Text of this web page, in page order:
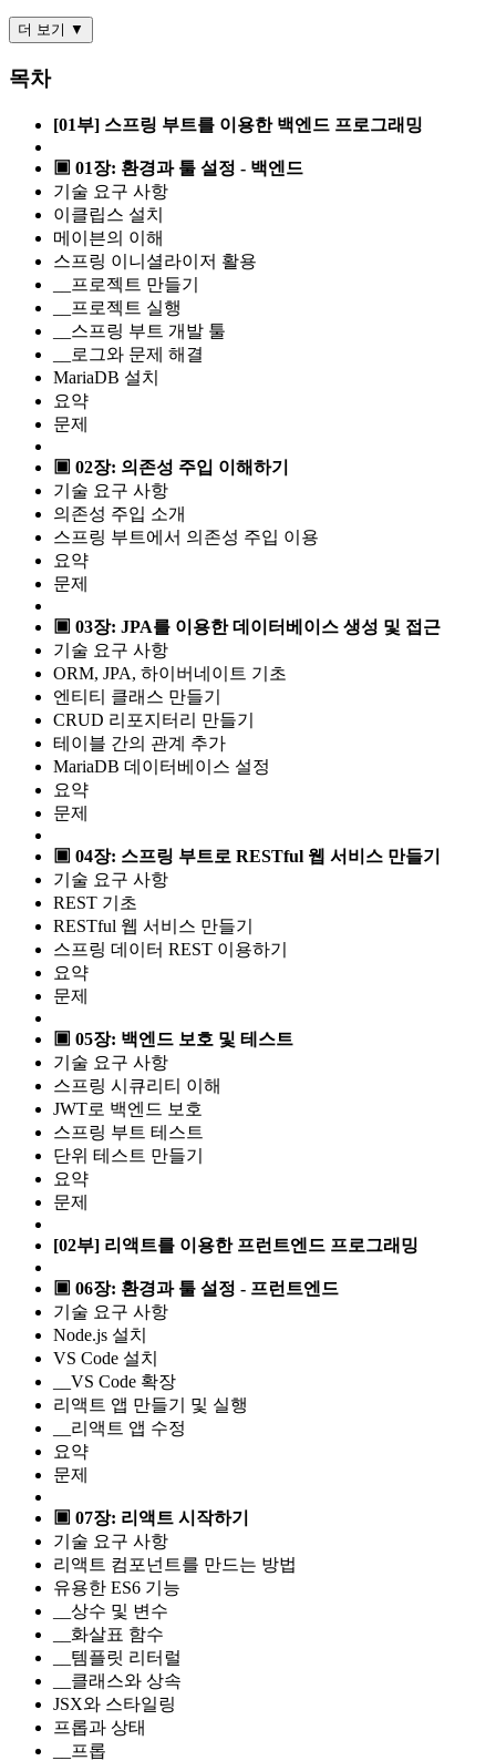
더 보기 ▼
목차
[01부] 스프링 부트를 이용한 백엔드 프로그래밍
▣ 01장: 환경과 툴 설정 - 백엔드
기술 요구 사항
이클립스 설치
메이븐의 이해
스프링 이니셜라이저 활용
__프로젝트 만들기
__프로젝트 실행
__스프링 부트 개발 툴
__로그와 문제 해결
MariaDB 설치
요약
문제
▣ 02장: 의존성 주입 이해하기
기술 요구 사항
의존성 주입 소개
스프링 부트에서 의존성 주입 이용
요약
문제
▣ 03장: JPA를 이용한 데이터베이스 생성 및 접근
기술 요구 사항
ORM, JPA, 하이버네이트 기초
엔티티 클래스 만들기
CRUD 리포지터리 만들기
테이블 간의 관계 추가
MariaDB 데이터베이스 설정
요약
문제
▣ 04장: 스프링 부트로 RESTful 웹 서비스 만들기
기술 요구 사항
REST 기초
RESTful 웹 서비스 만들기
스프링 데이터 REST 이용하기
요약
문제
▣ 05장: 백엔드 보호 및 테스트
기술 요구 사항
스프링 시큐리티 이해
JWT로 백엔드 보호
스프링 부트 테스트
단위 테스트 만들기
요약
문제
[02부] 리액트를 이용한 프런트엔드 프로그래밍
▣ 06장: 환경과 툴 설정 - 프런트엔드
기술 요구 사항
Node.js 설치
VS Code 설치
__VS Code 확장
리액트 앱 만들기 및 실행
__리액트 앱 수정
요약
문제
▣ 07장: 리액트 시작하기
기술 요구 사항
리액트 컴포넌트를 만드는 방법
유용한 ES6 기능
__상수 및 변수
__화살표 함수
__템플릿 리터럴
__클래스와 상속
JSX와 스타일링
프롭과 상태
__프롭